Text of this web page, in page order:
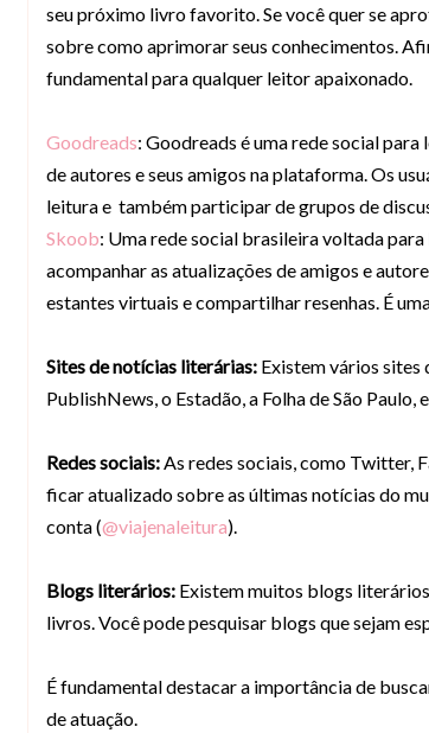
seu próximo livro favorito. Se você quer se
sobre como aprimorar seus conhecimentos.
fundamental para qualquer leitor apaixonado.
Goodreads: Goodreads é uma rede social
de autores e seus amigos na plataforma. Os
leitura e também participar de grupos de
Skoob: Uma rede social brasileira voltada
acompanhar as atualizações de amigos e
estantes virtuais e compartilhar resenhas. É
Sites de notícias literárias: Existem vários sites
PublishNews, o Estadão, a Folha de São Paulo,
Redes sociais:As redes sociais, como Twitter,
ficar atualizado sobre as últimas notícias do
conta (@viajenaleitura).
Blogs literários: Existem muitos blogs
livros. Você pode pesquisar blogs que sejam
É fundamental destacar a importância de
de atuação.